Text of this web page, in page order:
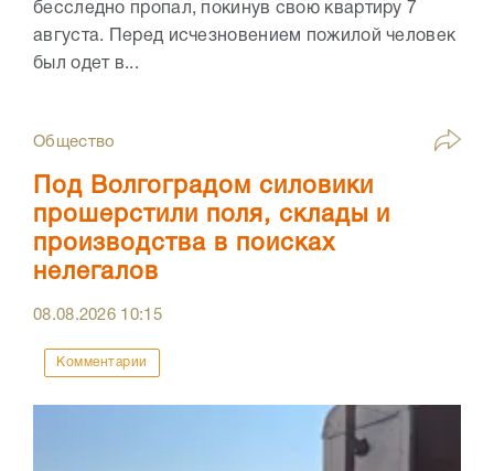
бесследно пропал, покинув свою квартиру 7
августа. Перед исчезновением пожилой человек
был одет в...
Общество
Под Волгоградом силовики
прошерстили поля, склады и
производства в поисках
нелегалов
08.08.2026 10:15
Комментарии